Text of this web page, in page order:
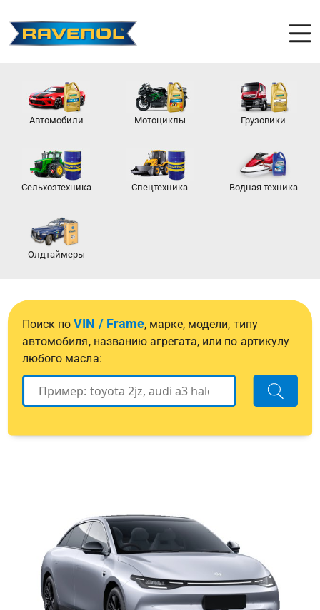
Автомобили Мотоциклы Грузовики
Сельхозтехника Спецтехника Водная техника
Олдтаймеры
Поиск поVIN / Frame, марке, модели, типу
автомобиля, названию агрегата, или по артикулу
любого масла: